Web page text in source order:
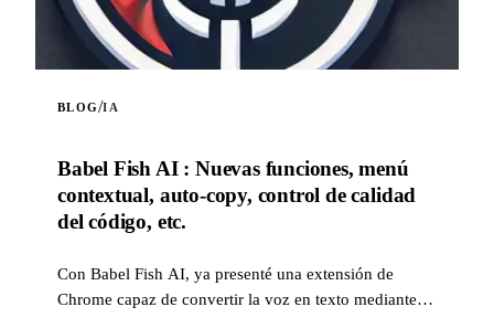
BLOG/IA
Babel Fish AI : Nuevas funciones, menú
contextual, auto-copy, control de calidad
del código, etc.
Con Babel Fish AI, ya presenté una extensión de
Chrome capaz de convertir la voz en texto mediante la